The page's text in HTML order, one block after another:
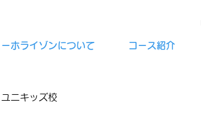
ーホライゾンについて コース紹介
ユニキッズ校